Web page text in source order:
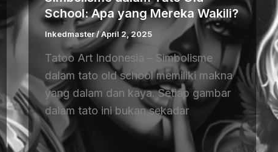
School: Apa yang Mereka Wakili?
Inkedmaster/April 2, 2025
Tatoo Art Indonesia – Simbolisme
dalam tato old school memiliki makna
yang dalam dan kaya. Setiap gambar
dalam tato ini bukan sekadar